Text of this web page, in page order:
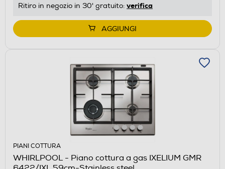
Ritiro in negozio in 30' gratuito: verifica
AGGIUNGI
PIANI COTTURA
WHIRLPOOL - Piano cottura a gas IXELIUM GMR